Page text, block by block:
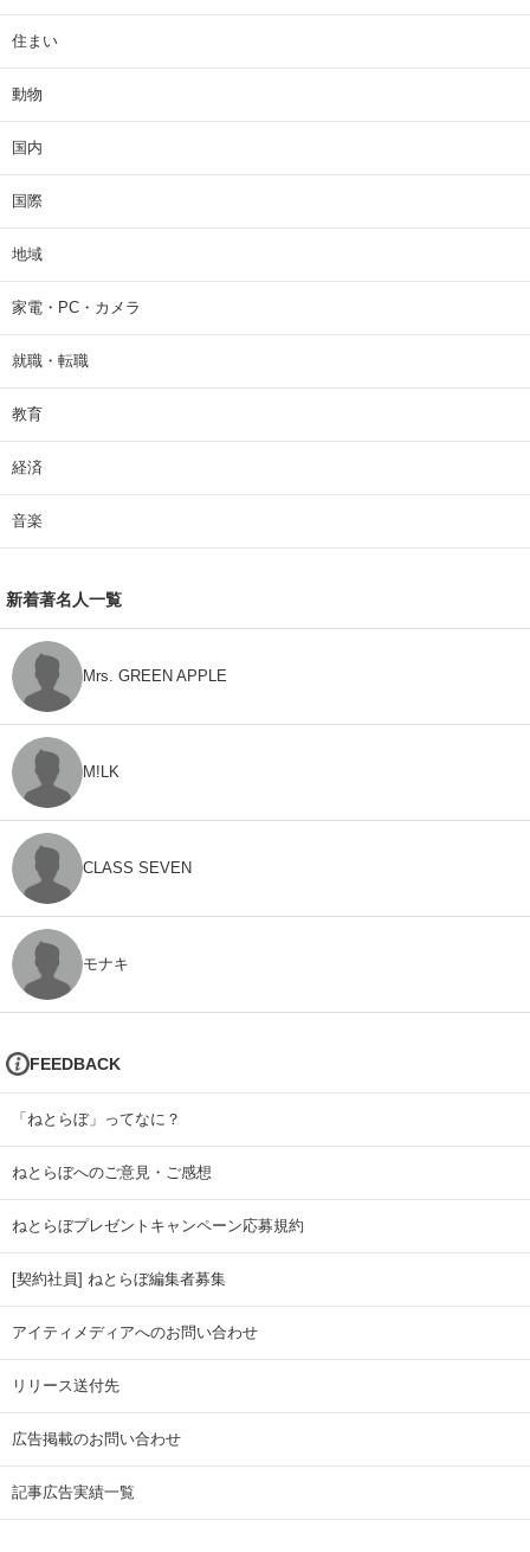
住まい
動物
国内
国際
地域
家電・PC・カメラ
就職・転職
教育
経済
音楽
新着著名人一覧
Mrs. GREEN APPLE
M!LK
CLASS SEVEN
モナキ
FEEDBACK
「ねとらぼ」ってなに？
ねとらぼへのご意見・ご感想
ねとらぼプレゼントキャンペーン応募規約
[契約社員] ねとらぼ編集者募集
アイティメディアへのお問い合わせ
リリース送付先
広告掲載のお問い合わせ
記事広告実績一覧